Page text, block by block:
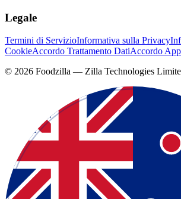
Legale
Termini di ServizioInformativa sulla Privacy
CookieAccordo Trattamento DatiAccordo
© 2026 Foodzilla — Zilla Technologies